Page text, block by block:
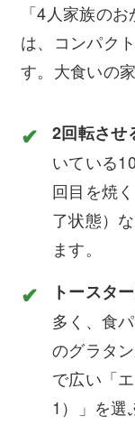
「4人家族の
は、コンパク
す。大食いの
2回転させ
いている
回目を焼
了状態）
ます。
トースタ
多く、食
のグラタ
で広い「
1）」を選